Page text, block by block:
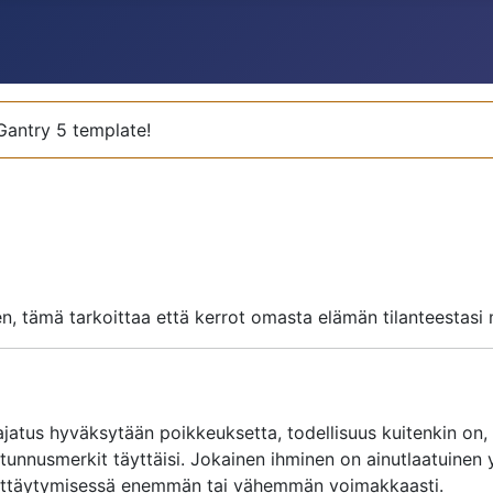
5 template!
tämä tarkoittaa että kerrot omasta elämän
hyväksytään poikkeuksetta, todellisuus kuitenkin
täyttäisi. Jokainen ihminen on
enemmän tai vähemmän voimakkaasti.